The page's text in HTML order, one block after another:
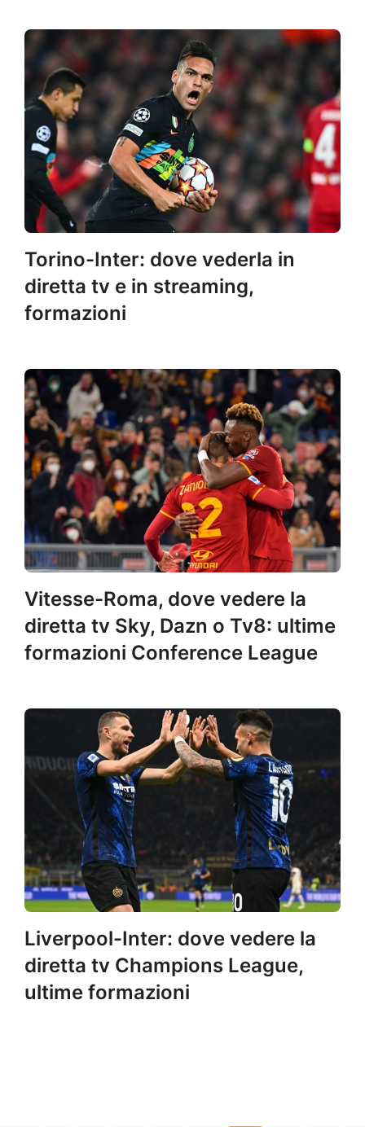
Torino-Inter: dove vederla in
diretta tv e in streaming,
formazioni
Vitesse-Roma, dove vedere la
diretta tv Sky, Dazn o Tv8: ultime
formazioni Conference League
Liverpool-Inter: dove vedere la
diretta tv Champions League,
ultime formazioni